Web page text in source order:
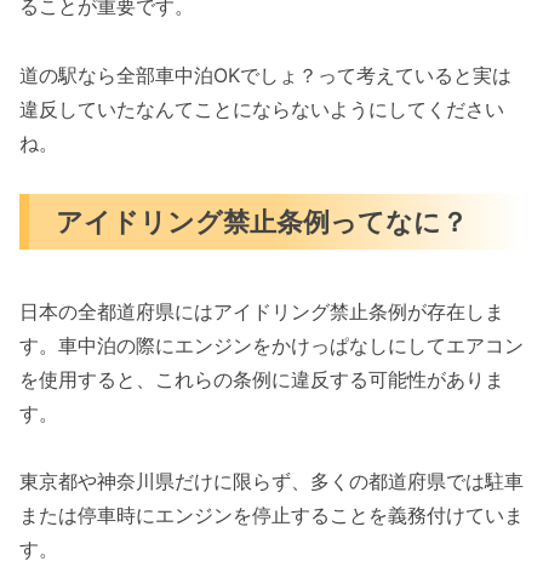
ることが重要です。
道の駅なら全部車中泊OKでしょ？って考えていると実は
違反していたなんてことにならないようにしてください
ね。
アイドリング禁止条例ってなに？
日本の全都道府県にはアイドリング禁止条例が存在しま
す。車中泊の際にエンジンをかけっぱなしにしてエアコン
を使用すると、これらの条例に違反する可能性がありま
す。
東京都や神奈川県だけに限らず、多くの都道府県では駐車
または停車時にエンジンを停止することを義務付けていま
す。